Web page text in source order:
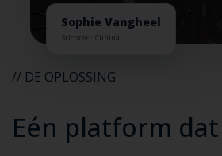
Sophie Vangheel
Stichter · Cunina
// DE OPLOSSING
Eén platform dat